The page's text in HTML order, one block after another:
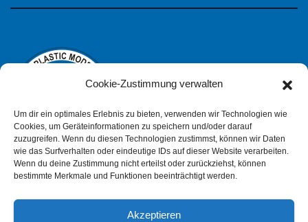
Cookie-Zustimmung verwalten
Um dir ein optimales Erlebnis zu bieten, verwenden wir Technologien wie
Cookies, um Geräteinformationen zu speichern und/oder darauf
zuzugreifen. Wenn du diesen Technologien zustimmst, können wir Daten
wie das Surfverhalten oder eindeutige IDs auf dieser Website verarbeiten.
Wenn du deine Zustimmung nicht erteilst oder zurückziehst, können
bestimmte Merkmale und Funktionen beeinträchtigt werden.
Akzeptieren
IPMS Deutschland